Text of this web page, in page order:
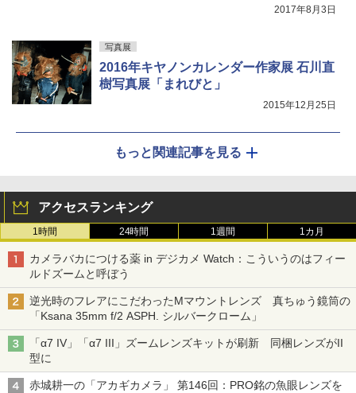
2017年8月3日
写真展
2016年キヤノンカレンダー作家展 石川直
樹写真展「まれびと」
2015年12月25日
もっと関連記事を見る
アクセスランキング
1時間 24時間 1週間 1カ月
カメラバカにつける薬 in デジカメ Watch：こういうのはフィー
ルドズームと呼ぼう
逆光時のフレアにこだわったMマウントレンズ 真ちゅう鏡筒の
「Ksana 35mm f/2 ASPH. シルバークローム」
「α7 IV」「α7 III」ズームレンズキットが刷新 同梱レンズがII
型に
赤城耕一の「アカギカメラ」 第146回：PRO銘の魚眼レンズを